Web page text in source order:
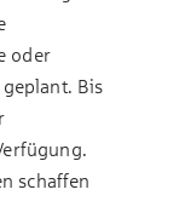
oder
Bis
schaffen